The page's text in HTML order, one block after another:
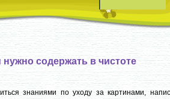
нужно содержать в чистоте
знаниями по уходу за картинами,